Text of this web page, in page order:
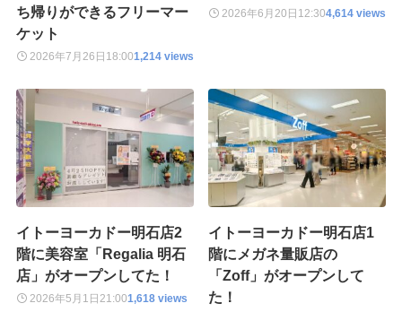
ち帰りができるフリーマー
ケット
2026年7月26日 18:001,214 views
2026年6月20日 12:304,614 views
イトーヨーカドー明石店2
階に美容室「Regalia 明石
店」がオープンしてた！
2026年5月1日 21:001,618 views
イトーヨーカドー明石店1
階にメガネ量販店の
「Zoff」がオープンして
た！